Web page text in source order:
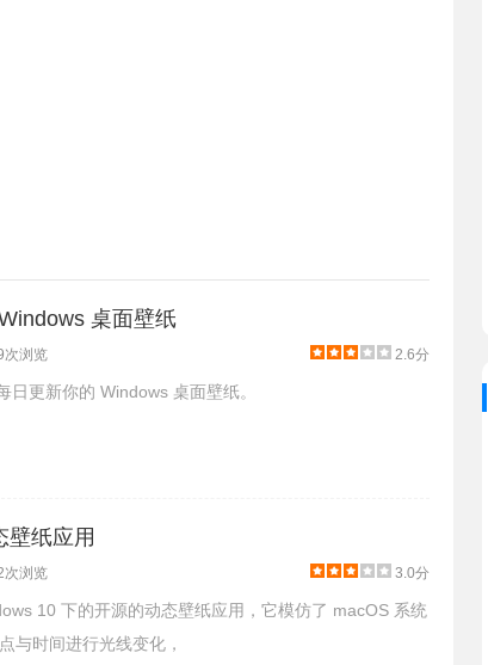
桌面壁纸
次浏览 2.6分
更新你的 Windows 桌面壁纸。
壁纸应用
次浏览 3.0分
10 下的开源的动态壁纸应用，它模仿了 macOS 系统
与时间进行光线变化，